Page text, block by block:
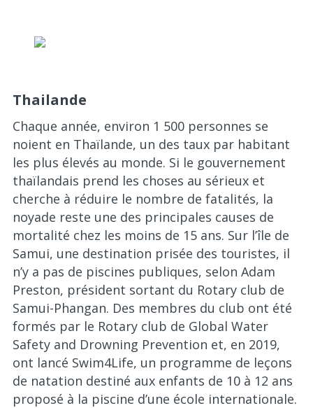
Thailande
Chaque année, environ 1 500 personnes se
noient en Thaïlande, un des taux par habitant
les plus élevés au monde. Si le gouvernement
thaïlandais prend les choses au sérieux et
cherche à réduire le nombre de fatalités, la
noyade reste une des principales causes de
mortalité chez les moins de 15 ans. Sur l’île de
Samui, une destination prisée des touristes, il
n’y a pas de piscines publiques, selon Adam
Preston, président sortant du Rotary club de
Samui-Phangan. Des membres du club ont été
formés par le Rotary club de Global Water
Safety and Drowning Prevention et, en 2019,
ont lancé Swim4Life, un programme de leçons
de natation destiné aux enfants de 10 à 12 ans
proposé à la piscine d’une école internationale.